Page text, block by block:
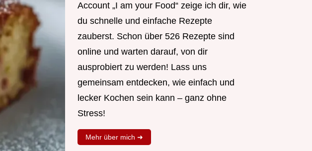
Account „I am your Food“ zeige ich dir, wie
du schnelle und einfache Rezepte
zauberst. Schon über 526 Rezepte sind
online und warten darauf, von dir
ausprobiert zu werden! Lass uns
gemeinsam entdecken, wie einfach und
lecker Kochen sein kann – ganz ohne
Stress!
Mehr über mich ➜